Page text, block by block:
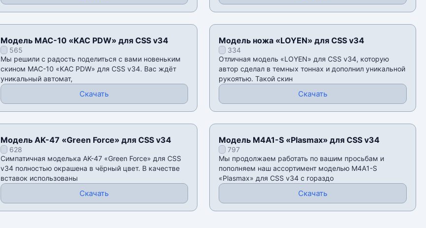
Модель MAC-10 «KAC PDW» для CSS v34
565
Мы решили с радость поделиться с вами новеньким
скином MAC-10 «KAC PDW» для CSS v34. Вас ждёт
уникальный автомат,
Скачать
Модель ножа «LOYEN» для CSS v34
334
Отличная модель «LOYEN» для CSS v34, которую
автор сделал в темных тоннах и дополнил уникальной
рукоятью. Такой скин
Скачать
Модель AK-47 «Green Force» для CSS v34
628
Симпатичная моделька AK-47 «Green Force» для CSS
v34 полностью окрашена в чëрный цвет. В качестве
вставок использованы
Скачать
Модель M4A1-S «Plasmax» для CSS v34
797
Мы продолжаем работать по вашим просьбам и
пополняем наш ассортимент моделью M4A1-S
«Plasmax» для CSS v34 с гораздо
Скачать